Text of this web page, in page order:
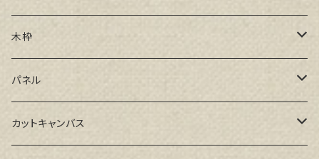
GAERA F(中細目)
GAERA BA(中荒目)
GAERA GLC(中目)
木枠
ルーブル米杉木枠
Paulo木枠
パネル
ラワンパネル
カットキャンバス